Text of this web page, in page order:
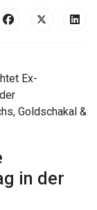
Ex-
Goldschakal &
in der